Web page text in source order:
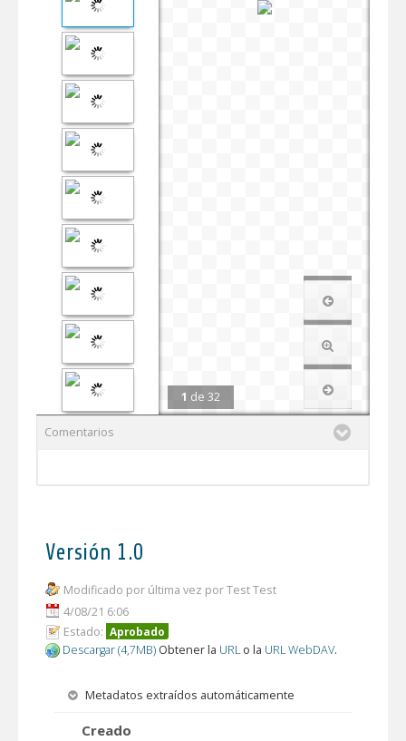
1 de 32
Comentarios
Versión 1.0
Modificado por última vez por Test Test
4/08/21 6:06
Estado: Aprobado
Descargar (4,7MB) Obtener la URL o la URL WebDAV.
Metadatos extraídos automáticamente
Creado